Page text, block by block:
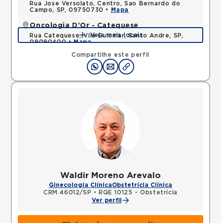
Compartilhe este perfil
Rua Jose Versolato, Centro, Sao Bernardo do
Campo, SP, 09750730 •
Mapa
Oncologia D'Or - Catequese
Rua Catequese, Vila Guiomar, Santo Andre, SP,
09090400 •Mapa
Veja mais locais
Waldir Moreno Arevalo
Ginecologia ClínicaObstetrícia Clínica
CRM 46012/SP •
RQE 10125 - Obstetrícia
Ver perfil